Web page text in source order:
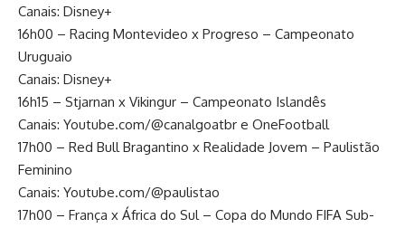
Canais: Disney+
16h00 – Racing Montevideo x Progreso – Campeonato
Uruguaio
Canais: Disney+
16h15 – Stjarnan x Vikingur – Campeonato Islandês
Canais: Youtube.com/@canalgoatbr e OneFootball
17h00 – Red Bull Bragantino x Realidade Jovem – Paulistão
Feminino
Canais: Youtube.com/@paulistao
17h00 – França x África do Sul – Copa do Mundo FIFA Sub-